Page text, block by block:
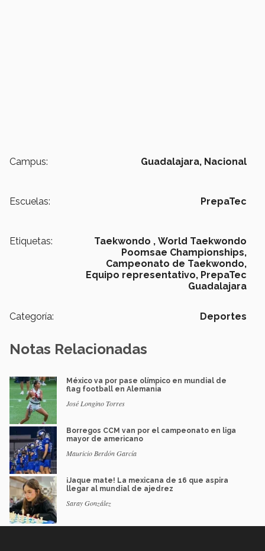
Campus: Guadalajara, Nacional
Escuelas: PrepaTec
Etiquetas: Taekwondo , World Taekwondo
Poomsae Championships,
Campeonato de Taekwondo,
Equipo representativo, PrepaTec
Guadalajara
Categoría: Deportes
Notas Relacionadas
México va por pase olímpico en mundial de
flag football en Alemania
José Longino Torres
Borregos CCM van por el campeonato en liga
mayor de americano
Mauricio Berdón García
¡Jaque mate! La mexicana de 16 que aspira
llegar al mundial de ajedrez
Saray González